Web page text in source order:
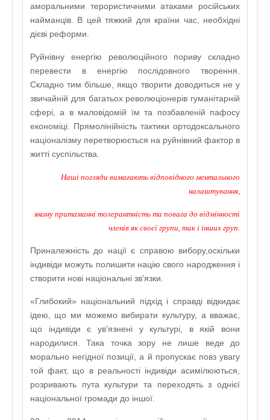
аморальними терористичними атаками російських
найманців. В цей тяжкий для країни час, необхідні
дієві реформи.
Руйнівну енергію революційного пориву складно
перевести в енергію послідовного творення.
Складно тим більше, якщо творити доводиться не у
звичайній для багатьох революціонерів гуманітарній
сфері, а в маловідомій їм та позбавленій пафосу
економіці. Прямолінійність тактики ортодоксального
націоналізму перетворюється на руйнівний фактор в
житті суспільства.
Наші погляди вимагають відповідного ментального
налаштування,
якому притаманні толерантність та повага до відмінності
членів як своєї групи, так і інших груп.
Приналежність до нації є справою вибору,оскільки
індивіди можуть полишити націю свого народження і
створити нові національні зв'язки.
«Глибокий» національний підхід і справді відкидає
ідею, що ми можемо вибирати культуру, а вважає,
що індивіди є ув'язнені у культурі, в якій вони
народилися. Така точка зору не лише веде до
морально негідної позиції, а й пропускає повз увагу
той факт, що в реальності індивіди асимілюються,
розривають пута культури та переходять з однієї
національної громади до іншої.